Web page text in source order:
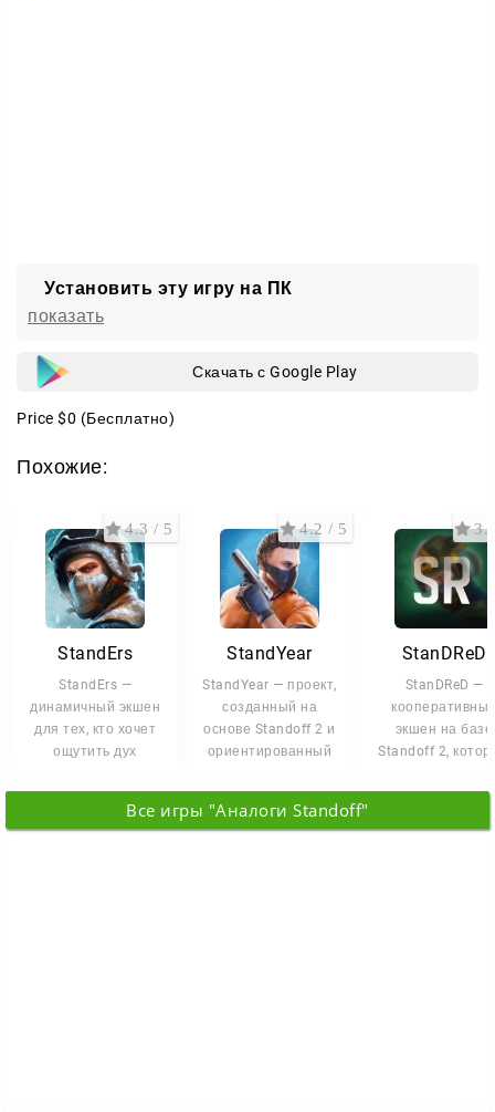
Установить эту игру на ПК
показать
Скачать с Google Play
Price $0 (Бесплатно)
Похожие:
StandErs
StandErs —
динамичный экшен
для тех, кто хочет
ощутить дух
2 без привычных
4.3 / 5
StandYear
StandYear — проект,
созданный на
основе Standoff 2 и
ориентированный
хочется
4.2 / 5
StanDReD
StanDReD —
экшен на базе
Standoff 2,
Все игры "Аналоги Standoff"